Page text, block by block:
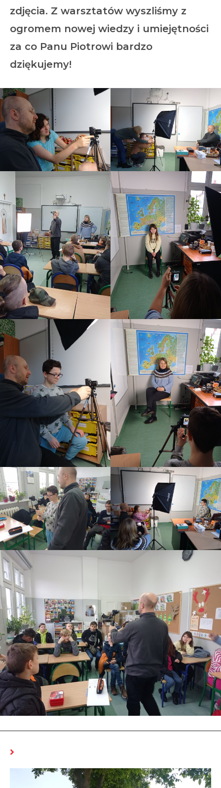
zdjęcia. Z warsztatów wyszliśmy z
ogromem nowej wiedzy i umiejętności
za co Panu Piotrowi bardzo
dziękujemy!